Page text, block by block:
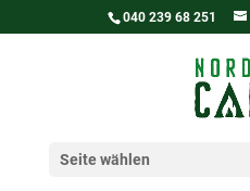
040 239 68 251
Seite wählen